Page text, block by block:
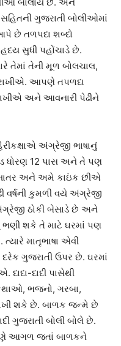
બોલાય છે. અને
સહિતની ગુજરાતી બોલીઓમાં
છે તળપદા શબ્દો
સુધી પહોંચાડે છે.
તેમાં તેની મૂળ બોલચાલ,
આપણે તપળદા
અને આવનારી પેઢીને
અંગ્રેજી ભાષાનું
ધોરણ 12 પાસ અને તે પણ
અને અમે કાઇંક છીએ
વર્ષની કુમળી વયે અંગ્રેજી
ઠોકી બેસાડે છે અને
ભણી શકે તે માટે ઘરમાં પણ
માતૃભાષા એવી
દરેક ગુજરાતી ઉપર છે. ઘરમાં
દાદા-દાદી પાસેથી
ભજનો, ગરબા,
શકે છે. બાળક જન્મે છે
ગુજરાતી બોલી બોલે છે.
આગળ જતાં બાળકને